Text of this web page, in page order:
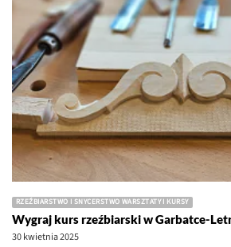
RZEŹBIARSTWO I SNYCERSTWO WARSZTATY I KURSY
Wygraj kurs rzeźbiarski w Garbatce-
30 kwietnia 2025
Zdarza się, że jedna decyzja potrafi
Dlatego jeśli od dawna myślisz o tym, by
sił w rzeźbieniu – to może być właśnie ten
Ogłaszamy konkurs, w którym do
kurs rzeźbiarski w wyjątkowym [...]
CZYTAJ WIĘCEJ